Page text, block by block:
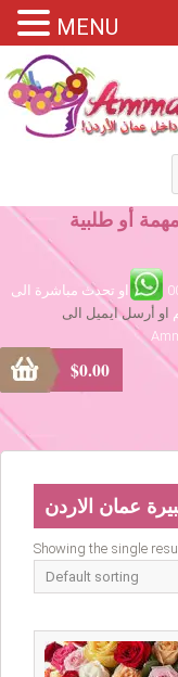
أو طلبية
او تحدث مباشرة الى
او أرسل ايميل الى
$0.00
عمان الاردن
Showing the single
MENU